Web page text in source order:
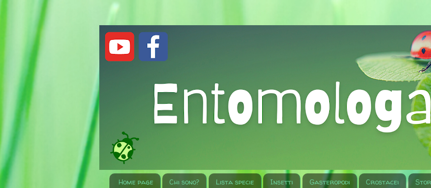
Home page Chi sono? Lista specie Insetti Gasteropodi Crostacei